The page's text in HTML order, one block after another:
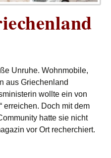
Unruhe. Wohnmobile,
aus Griechenland
wollte ein von
erreichen. Doch mit dem
hatte sie nicht
vor Ort recherchiert.